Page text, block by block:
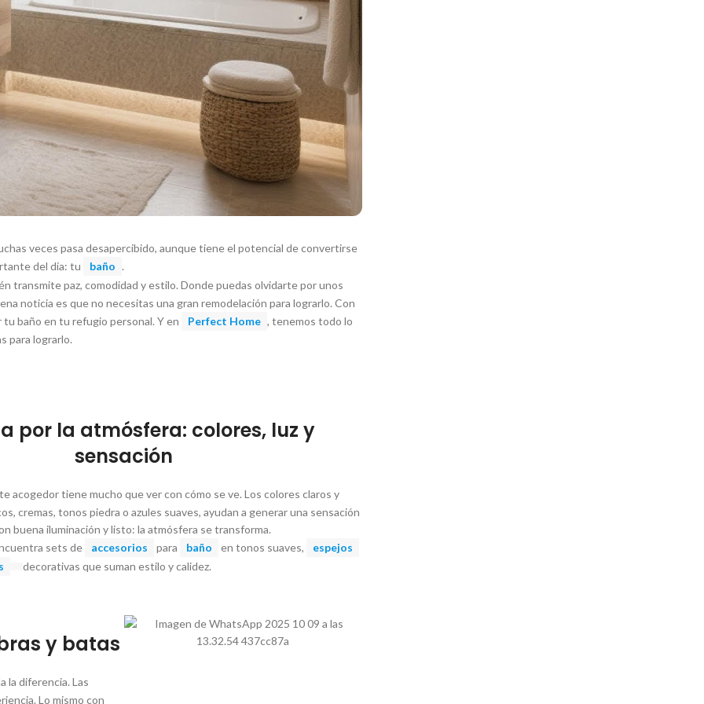
veces pasa desapercibido, aunque tiene el potencial de convertirse
del día: tu
baño .
transmite paz, comodidad y estilo. Donde puedas olvidarte por unos
noticia es que no necesitas una gran remodelación para lograrlo. Con
baño en tu refugio personal. Y en
Perfect Home , tenemos todo lo
para lograrlo.
por la atmósfera: colores, luz y
sensación
acogedor tiene mucho que ver con cómo se ve. Los colores claros y
cremas, tonos piedra o azules suaves, ayudan a generar una sensación
buena iluminación y listo: la atmósfera se transforma.
sets de
accesorios para baño en tonos suaves,
espejos
decorativas que suman estilo y calidez.
y batas
la diferencia. Las
Lo mismo con